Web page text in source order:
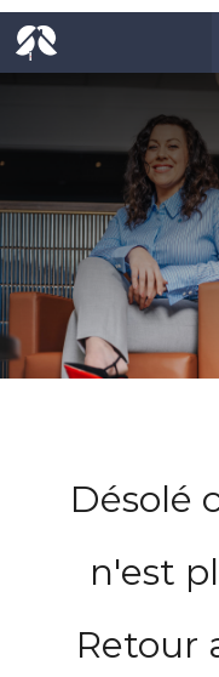
Désolé
n'est
Retour